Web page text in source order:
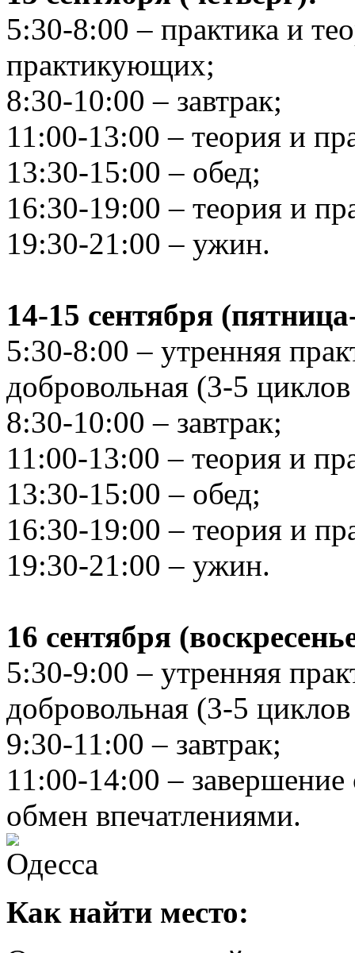
5:30-8:00 – практика и
практикующих;
8:30-10:00 – завтрак;
11:00-13:00 – теория и
13:30-15:00 – обед;
16:30-19:00 – теория и
19:30-21:00 – ужин.
14-15 сентября
5:30-8:00 – утренняя
добровольная (3-5
8:30-10:00 – завтрак;
11:00-13:00 – теория и
13:30-15:00 – обед;
16:30-19:00 – теория и
19:30-21:00 – ужин.
16 сентября
5:30-9:00 – утренняя
добровольная (3-5
9:30-11:00 – завтрак;
11:00-14:00 –
обмен впечатлениями.
Как найти место: